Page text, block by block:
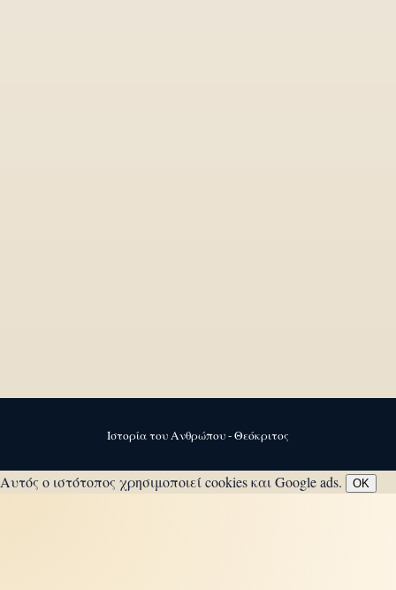
Ιστορία του Ανθρώπου - Θεόκριτος
Αυτός ο ιστότοπος χρησιμοποιεί cookies και Google ads. OK